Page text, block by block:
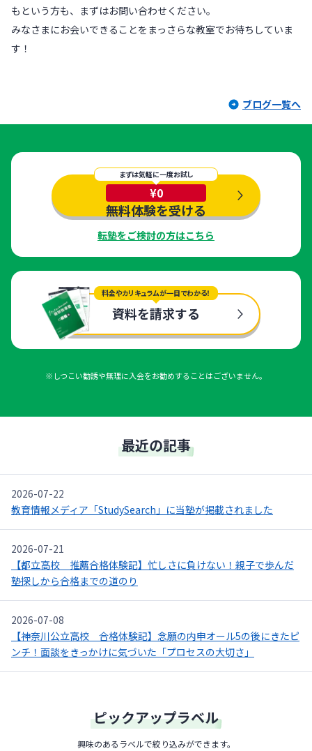
もという方も、まずはお問い合わせください。
みなさまにお会いできることをまっさらな教室でお待ちしていま
す！
ブログ一覧へ
まずは気軽に一度お試し
¥0
無料体験を受ける
転塾をご検討の方はこちら
料金やカリキュラムが一目でわかる！
資料を請求する
※しつこい勧誘や無理に入会をお勧めすることはございません。
最近の記事
2026-07-22
教育情報メディア「StudySearch」に当塾が掲載されました
2026-07-21
【都立高校 推薦合格体験記】忙しさに負けない！親子で歩んだ
塾探しから合格までの道のり
2026-07-08
【神奈川公立高校 合格体験記】念願の内申オール5の後にきたピ
ンチ！面談をきっかけに気づいた「プロセスの大切さ」
ピックアップラベル
興味のあるラベルで絞り込みができます。